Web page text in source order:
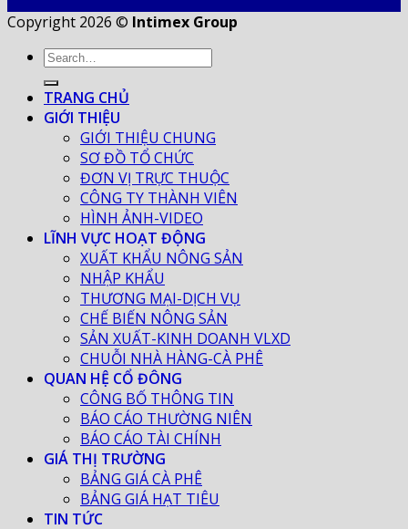
Copyright 2026 © Intimex Group
TRANG CHỦ
GIỚI THIỆU
GIỚI THIỆU CHUNG
SƠ ĐỒ TỔ CHỨC
ĐƠN VỊ TRỰC THUỘC
CÔNG TY THÀNH VIÊN
HÌNH ẢNH-VIDEO
LĨNH VỰC HOẠT ĐỘNG
XUẤT KHẨU NÔNG SẢN
NHẬP KHẨU
THƯƠNG MẠI-DỊCH VỤ
CHẾ BIẾN NÔNG SẢN
SẢN XUẤT-KINH DOANH VLXD
CHUỖI NHÀ HÀNG-CÀ PHÊ
QUAN HỆ CỔ ĐÔNG
CÔNG BỐ THÔNG TIN
BÁO CÁO THƯỜNG NIÊN
BÁO CÁO TÀI CHÍNH
GIÁ THỊ TRƯỜNG
BẢNG GIÁ CÀ PHÊ
BẢNG GIÁ HẠT TIÊU
TIN TỨC